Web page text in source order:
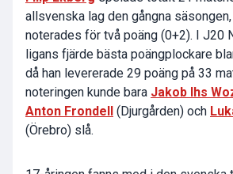
allsvenska lag den gångna säsongen,
noterades för två poäng (0+2). I J20
ligans fjärde bästa poängplockare
då han levererade 29 poäng på 33
noteringen kunde bara Jakob Ihs
Anton Frondell
(Djurgården) och
(Örebro) slå.